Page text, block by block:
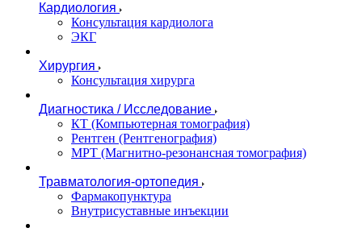
Кардиология
Консультация кардиолога
ЭКГ
Хирургия
Консультация хирурга
Диагностика / Исследование
КТ (Компьютерная томография)
Рентген (Рентгенография)
МРТ (Магнитно-резонансная томография)
Травматология-ортопедия
Фармакопунктура
Внутрисуставные инъекции